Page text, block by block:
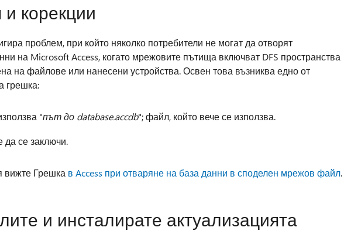
корекции
проблем, при който няколко потребители не могат да отворят
на Microsoft Access, когато мрежовите пътища включват DFS пространства
на файлове или нанесени устройства. Освен това възниква едно от
грешка:
"път до database.accdb"; файл, който вече се използва.
се заключи.
вижте Грешка в Access при отваряне на база данни в споделен мрежов файл.
и инсталирате актуализацията